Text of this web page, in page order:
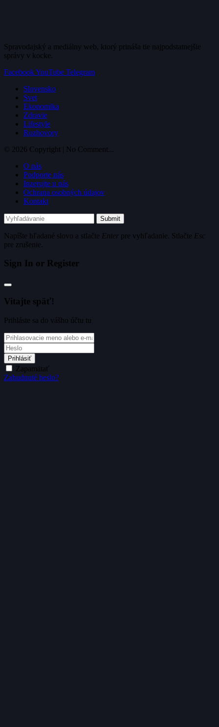
Spravodajský a mediálny web, ktorý prináša tie najpodstatnejšie
správy v kocke.
FacebookYouTube Telegram
Slovensko
Svet
Ekonomika
Zdravie
Lifestyle
Rozhovory
© 2026 Copyright | No Comment...
O nás
Podporte nás
Inzerujte u nás
Ochrana osobných údajov
Kontakt
Submit
Napíšte hľadané slovo a stlačte Enter pre vyhľadanie. Stlačte Esc
pre zrušenie.
Sign In or Register
Vitajte späť!
Prihláste sa do vášho účtu tu
Prihlásiť
Zapamätať
Zabudnuté heslo?